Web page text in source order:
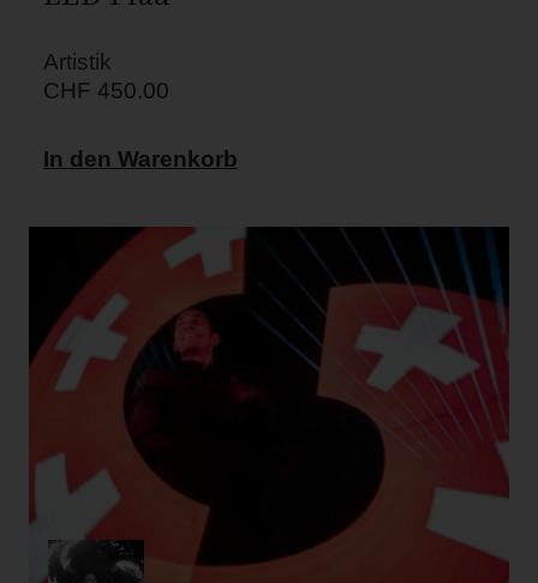
Artistik
CHF 450.00
In den Warenkorb